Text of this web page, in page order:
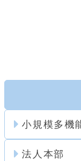
小規模多機
法人本部